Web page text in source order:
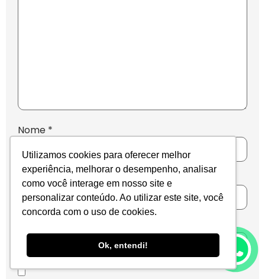
Utilizamos cookies para oferecer melhor
experiência, melhorar o desempenho, analisar
como você interage em nosso site e
personalizar conteúdo. Ao utilizar este site, você
concorda com o uso de cookies.
Ok, entendi!
Nome *
E-mail